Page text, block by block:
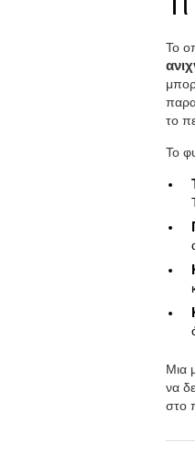
Το
το
Το
Μια
να
στο